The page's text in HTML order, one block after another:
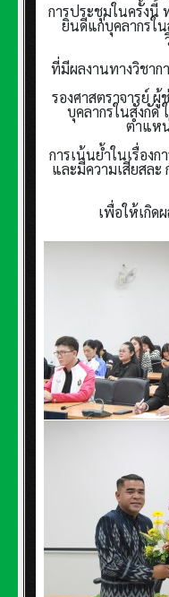
การประชุมในครั้งนี้
ยินดีแก่บุคลากรใ
ที่มีผลงานทางวิชาก
รองศาสตราจารย์ ผู้
บุคลากรในสังกัด
ตำแห
การเน้นย้ำในเรื่อง
และมีความเสียสล
เพื่อให้เกิด